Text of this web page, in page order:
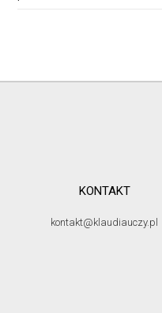
KONTAKT
kontakt@klaudiauczy.pl